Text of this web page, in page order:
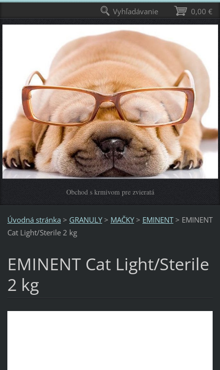
Obchod s krmivom pre zvieratá
Úvodná stránka > GRANULY > MAČKY > EMINENT > EMINENT
Cat Light/Sterile 2 kg
EMINENT Cat Light/Sterile
2 kg
0,00 €
Vyhľadávanie